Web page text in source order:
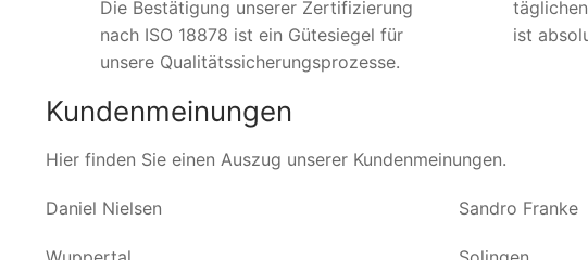
Die Bestätigung unserer Zertifizierung
nach ISO 18878 ist ein Gütesiegel für
unsere Qualitätssicherungsprozesse.
ist
Kundenmeinungen
Hier finden Sie einen Auszug unserer Kundenmeinungen.
Daniel Nielsen Sandro Franke